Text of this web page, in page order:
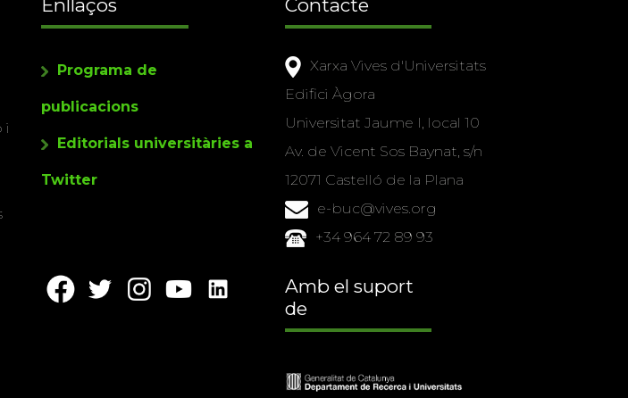
i
Enllaços
Programa de
publicacions
Editorials universitàries a
Twitter
Contacte
Xarxa Vives d'Universitats
Edifici Àgora
Universitat Jaume I, local 10
Av. de Vicent Sos Baynat, s/n
12071 Castelló de la Plana
e-buc@vives.org
+34 964 72 89 93
Amb el suport
de